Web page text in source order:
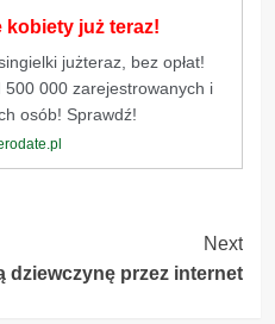
kobiety już teraz!
jużteraz, bez opłat!
000 zarejestrowanych i
osób! Sprawdź!
Next
dziewczynę przez internet